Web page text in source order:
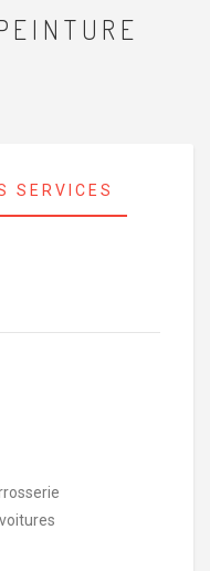
SERVICES